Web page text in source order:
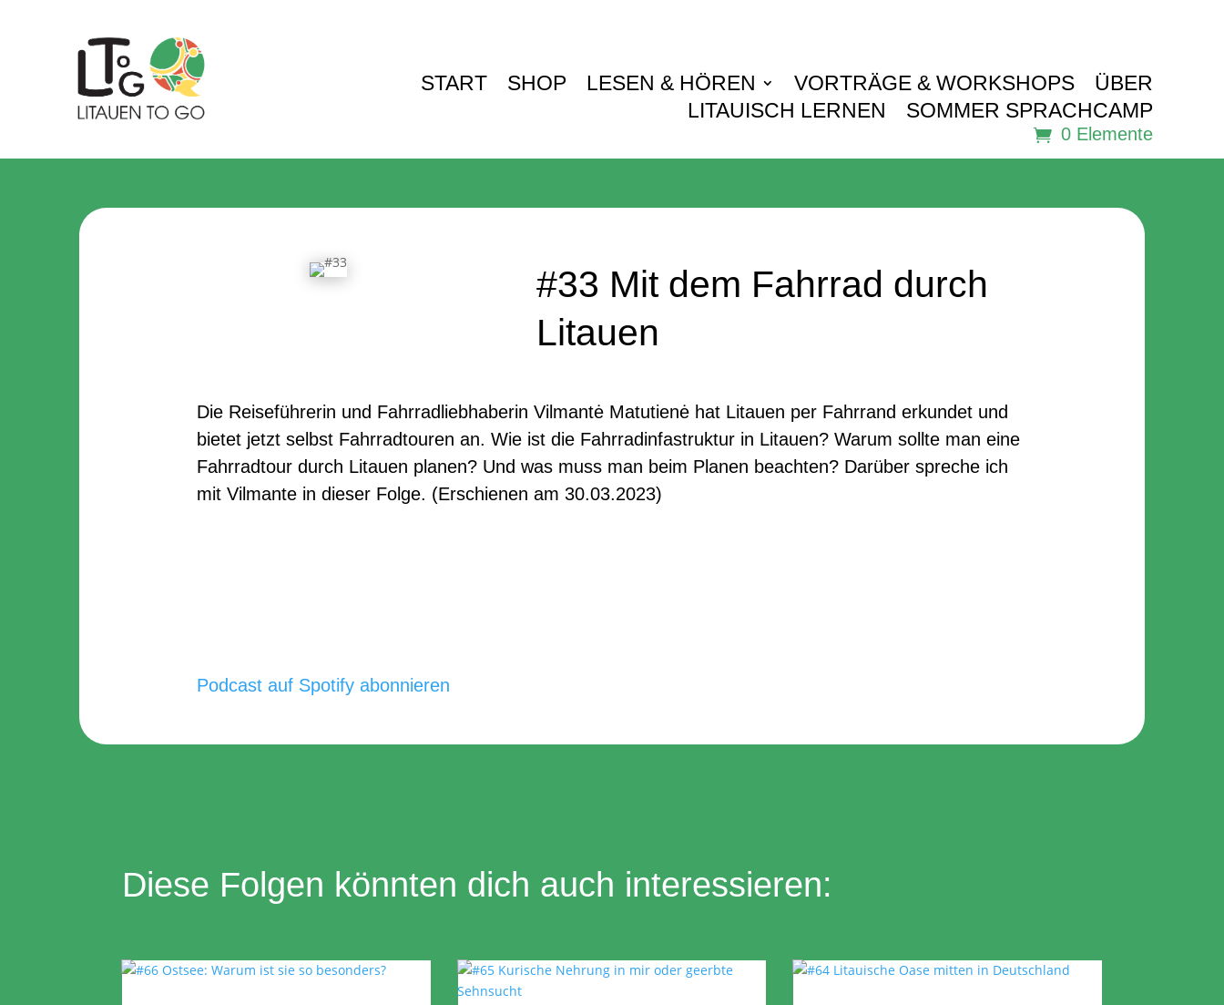
START SHOP LESEN & HÖREN VORTRÄGE & WORKSHOPS
ÜBER
LITAUISCH LERNEN
SOMMER SPRACHCAMP
0 Elemente
#33 Mit dem Fahrrad durch
Litauen
Die Reiseführerin und Fahrradliebhaberin Vilmantė Matutienė hat Litauen per Fahrrand erkundet und
bietet jetzt selbst Fahrradtouren an. Wie ist die Fahrradinfastruktur in Litauen? Warum sollte man eine
Fahrradtour durch Litauen planen? Und was muss man beim Planen beachten? Darüber spreche ich
mit Vilmante in dieser Folge. (Erschienen am 30.03.2023)
Podcast auf Spotify abonnieren
Diese Folgen könnten dich auch interessieren: